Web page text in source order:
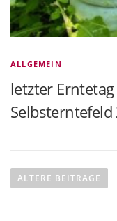
ALLGEMEIN
letzter
Selbsterntefeld
eÄLTERE BEITRÄGE